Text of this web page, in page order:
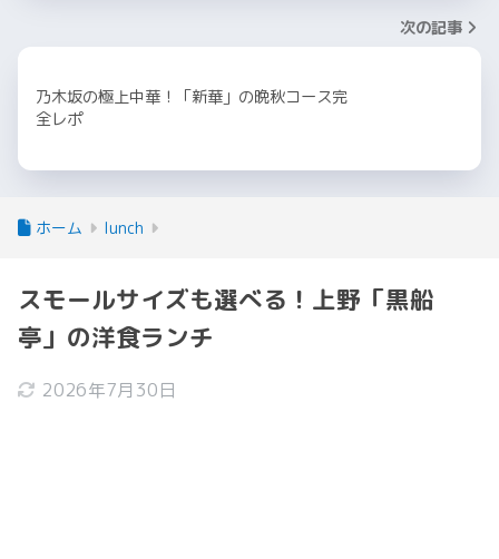
次の記事
乃木坂の極上中華！「新華」の晩秋コース完
全レポ
ホーム lunch
スモールサイズも選べる！上野「黒船
亭」の洋食ランチ
2026年7月30日